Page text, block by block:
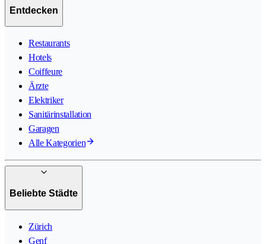
Entdecken
Restaurants
Hotels
Coiffeure
Ärzte
Elektriker
Sanitärinstallation
Garagen
Alle Kategorien
Beliebte Städte
Zürich
Genf